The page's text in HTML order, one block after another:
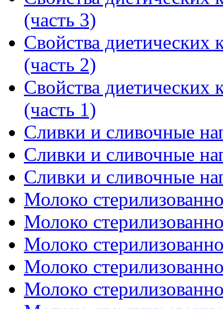
(часть 3)
Свойства диетических
(часть 2)
Свойства диетических
(часть 1)
Сливки и сливочные
Сливки и сливочные
Сливки и сливочные
Молоко
Молоко
Молоко
Молоко
Молоко